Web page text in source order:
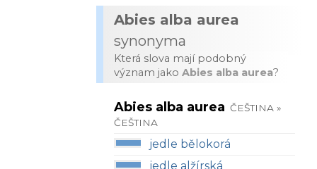
Abies alba aurea
synonyma
Která slova mají podobný
význam jako Abies alba aurea?
Abies alba aurea ČEŠTINA »
ČEŠTINA
jedle bělokorá
jedle alžírská